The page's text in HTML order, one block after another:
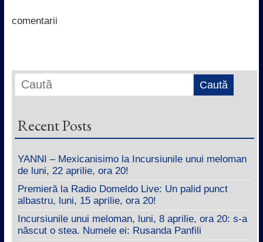
k
p
comentarii
Recent Posts
YANNI – Mexicanisimo la Incursiunile unui meloman
de luni, 22 aprilie, ora 20!
Premieră la Radio Domeldo Live: Un palid punct
albastru, luni, 15 aprilie, ora 20!
Incursiunile unui meloman, luni, 8 aprilie, ora 20: s-a
născut o stea. Numele ei: Rusanda Panfili